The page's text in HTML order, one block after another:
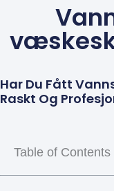
Har Du Fått
Raskt Og
Table of Contents